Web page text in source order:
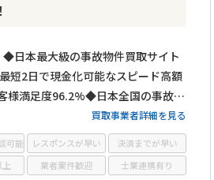
日本最大級の事故物件買取サイト
2日で現金化可能なスピード高額
様満足度96.2%◆日本全国の事故物
買取事業者詳細を見る
可能 レスポンスが早い
決済までが早い
業者案件歓迎 士業連携有り